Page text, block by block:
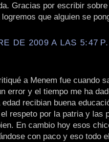
Gracias por escribir
que alguien se
DE 2009 A LAS 5:47
a Menem fue cuando
error y el tiempo me ha
recibian buena
respeto por la patria y las
En cambio hoy esos
con paco y eso todo